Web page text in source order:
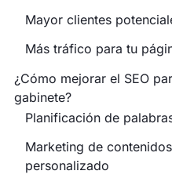
Mayor clientes
Más tráfico para tu
¿Cómo mejorar el SEO
gabinete?
Planificación de
Marketing de contenidos
personalizado